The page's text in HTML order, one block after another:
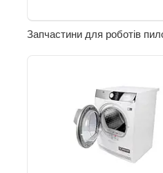
Запчастини для роботів